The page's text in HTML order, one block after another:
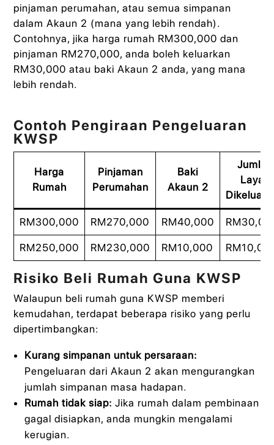
pinjaman perumahan, atau semua simpanan
dalam Akaun 2 (mana yang lebih rendah).
Contohnya, jika harga rumah RM300,000 dan
pinjaman RM270,000, anda boleh keluarkan
RM30,000 atau baki Akaun 2 anda, yang mana
lebih rendah.
Contoh Pengiraan Pengeluaran
KWSP
Harga
Rumah
Pinjaman
Perumahan
Baki
Akaun 2
Jumlah
Layak
RM300,000 RM270,000 RM40,000
RM250,000 RM230,000 RM10,000
Risiko Beli Rumah Guna KWSP
Walaupun beli rumah guna KWSP memberi
kemudahan, terdapat beberapa risiko yang perlu
dipertimbangkan:
Kurang simpanan untuk persaraan:
Pengeluaran dari Akaun 2 akan mengurangkan
jumlah simpanan masa hadapan.
Rumah tidak siap: Jika rumah dalam pembinaan
gagal disiapkan, anda mungkin mengalami
kerugian.